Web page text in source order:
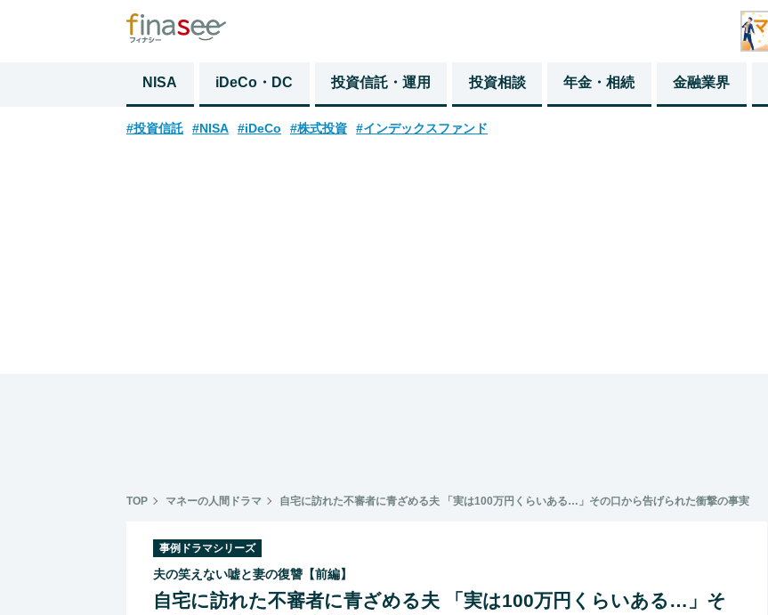
NISA iDeCo・DC 投資信託・運用 投資相談 年金・相続 金融業界
#投資信託 #NISA #iDeCo #株式投資 #インデックスファンド
TOP マネーの人間ドラマ 自宅に訪れた不審者に青ざめる夫 「実は100万円くらいある…」その口から告げられた衝撃の事実
事例ドラマシリーズ
夫の笑えない嘘と妻の復讐【前編】
自宅に訪れた不審者に青ざめる夫 「実は100万円くらいある…」そ